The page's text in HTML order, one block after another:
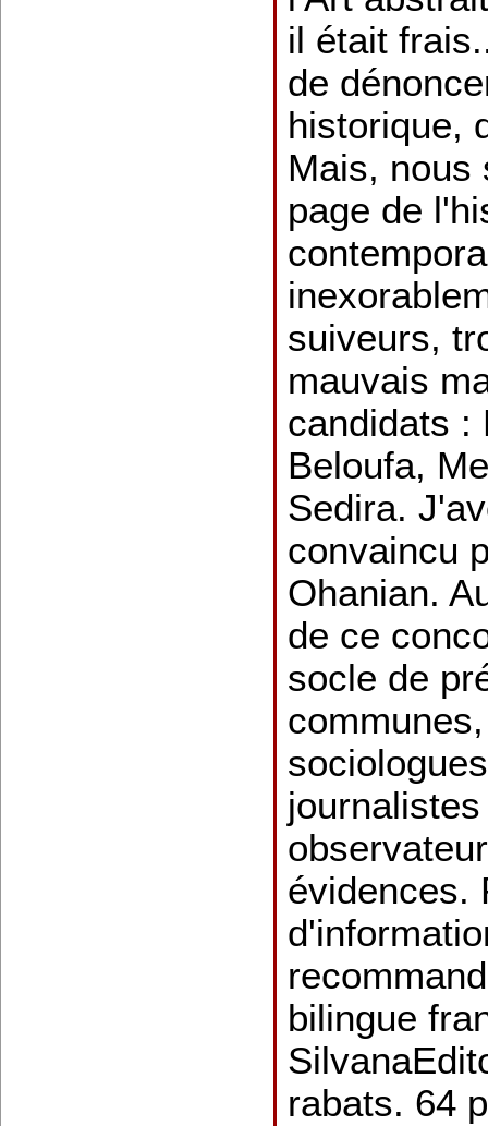
il était
de
historique,
Mais, nous
page de
suiveurs,
mauvais
candidats :
Beloufa,
Sedira.
convaincu
Ohanian.
de ce
socle de
évidences.
bilingue
rabats. 64